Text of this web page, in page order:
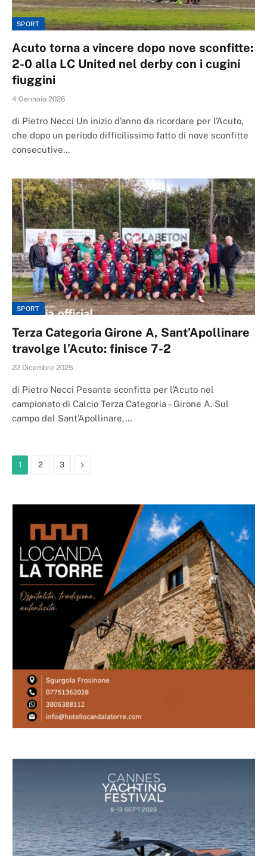
SPORT
Acuto torna a vincere dopo nove sconfitte:
2-0 alla LC United nel derby con i cugini
fiuggini
4 Gennaio 2026
di Pietro Necci Un inizio d’anno da ricordare per l’Acuto,
che dopo un periodo difficilissimo fatto di nove sconfitte
consecutive…
SPORT
Terza Categoria Girone A, Sant’Apollinare
travolge l’Acuto: finisce 7-2
22 Dicembre 2025
di Pietro Necci Pesante sconfitta per l’Acuto nel
campionato di Calcio Terza Categoria – Girone A. Sul
campo del Sant’Apollinare,…
1 2 3 Next